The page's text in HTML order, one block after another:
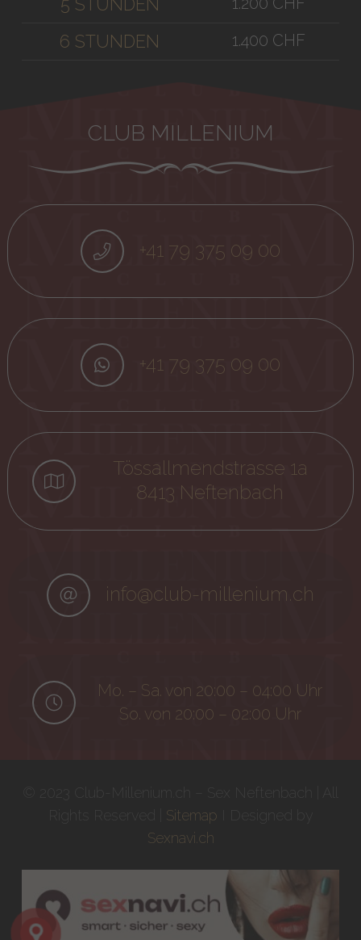
5 STUNDEN
6 STUNDEN 1.400 CHF
CLUB MILLENIUM
+41 79 375 09 00
+41 79 375 09 00
Tössallmendstrasse 1a
8413 Neftenbach
info@club-millenium.ch
Mo. – Sa. von 20:00 – 04:00 Uhr
So. von 20:00 – 02:00 Uhr
Sitemap
Sexnavi.ch